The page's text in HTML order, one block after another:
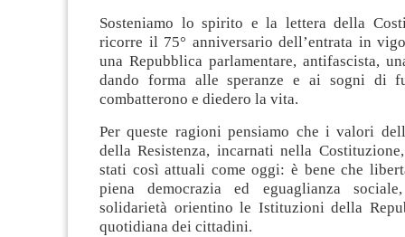
Sosteniamo lo spirito e la lettera della
ricorre il 75° anniversario dell’entrata in
una Repubblica parlamentare, antifascista,
dando forma alle speranze e ai sogni di
combatterono e diedero la vita.
Per queste ragioni pensiamo che i valori
della Resistenza, incarnati nella
stati così attuali come oggi: è bene che
piena democrazia ed eguaglianza
solidarietà orientino le Istituzioni della
quotidiana dei cittadini.